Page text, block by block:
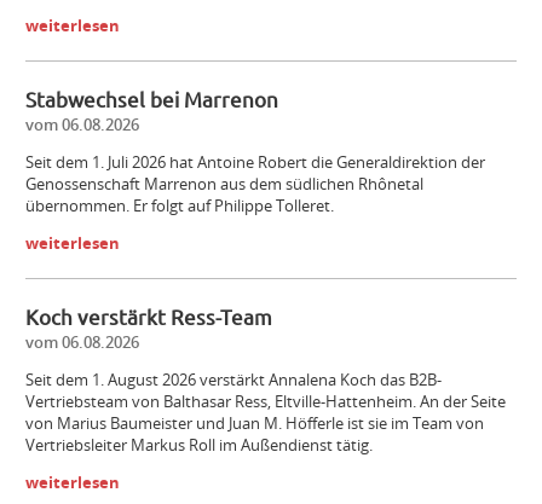
weiterlesen
Stabwechsel bei Marrenon
vom 06.08.2026
Seit dem 1. Juli 2026 hat Antoine Robert die Generaldirektion der
Genossenschaft Marrenon aus dem südlichen Rhônetal
übernommen. Er folgt auf Philippe Tolleret.
weiterlesen
Koch verstärkt Ress-Team
vom 06.08.2026
Seit dem 1. August 2026 verstärkt Annalena Koch das B2B-
Vertriebsteam von Balthasar Ress, Eltville-Hattenheim. An der Seite
von Marius Baumeister und Juan M. Höfferle ist sie im Team von
Vertriebsleiter Markus Roll im Außendienst tätig.
weiterlesen